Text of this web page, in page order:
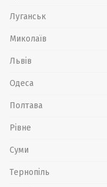
Луганськ
Миколаїв
Львів
Одеса
Полтава
Рівне
Суми
Тернопіль